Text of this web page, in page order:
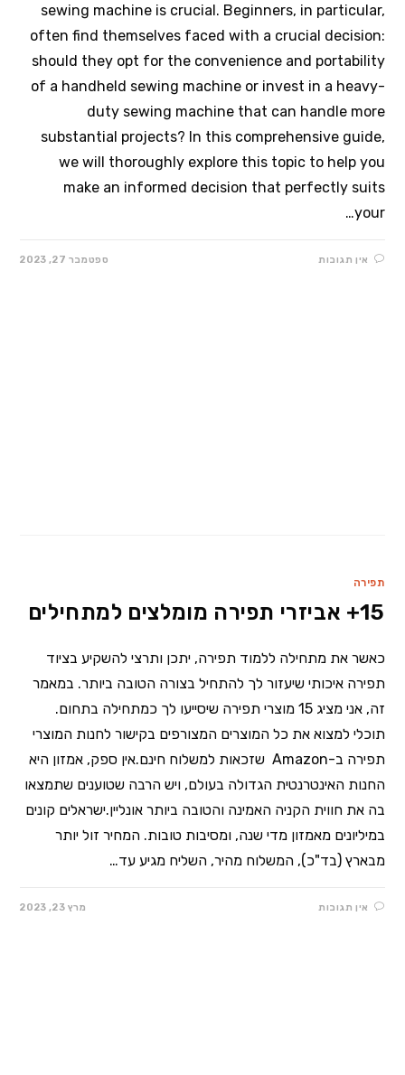
sewing machine is crucial. Beginners, in particular,
often find themselves faced with a crucial decision:
should they opt for the convenience and portability
of a handheld sewing machine or invest in a heavy-
duty sewing machine that can handle more
substantial projects? In this comprehensive guide,
we will thoroughly explore this topic to help you
make an informed decision that perfectly suits
your…
אין תגובות ספטמבר 27, 2023
תפירה
15+ אביזרי תפירה מומלצים למתחילים
כאשר את מתחילה ללמוד תפירה, יתכן ותרצי להשקיע בציוד
תפירה איכותי שיעזור לך להתחיל בצורה הטובה ביותר. במאמר
זה, אני מציג 15 מוצרי תפירה שיסייעו לך כמתחילה בתחום.
תוכלי למצוא את כל המוצרים המצורפים בקישור לחנות המוצרי
תפירה ב-Amazon שזכאות למשלוח חינם.אין ספק, אמזון היא
החנות האינטרנטית הגדולה בעולם, ויש הרבה שטוענים שתמצאו
בה את חווית הקניה האמינה והטובה ביותר אונליין.ישראלים קונים
במיליונים מאמזון מדי שנה, ומסיבות טובות. המחיר זול יותר
מבארץ (בד"כ), המשלוח מהיר, השליח מגיע עד…
אין תגובות מרץ 23, 2023